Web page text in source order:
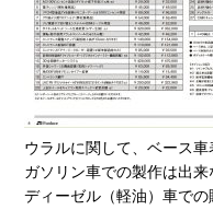
ウラルに関して、ベース車
ガソリン車での製作は出
ディーゼル（軽油）車で